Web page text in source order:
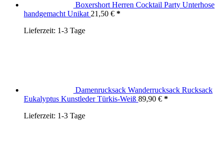
Boxershort Herren Cocktail Party Unterhose
handgemacht Unikat 21,50 €
Lieferzeit: 1-3 Tage
Damenrucksack Wanderrucksack Rucksack
Eukalyptus Kunstleder Türkis-Weiß 89,90 €
Lieferzeit: 1-3 Tage